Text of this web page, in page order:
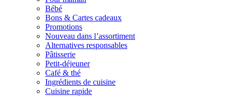
Bébé
Bons & Cartes cadeaux
Promotions
Nouveau dans l’assortiment
Alternatives responsables
Pâtisserie
Petit-déjeuner
Café & thé
Ingrédients de cuisine
Cuisine rapide